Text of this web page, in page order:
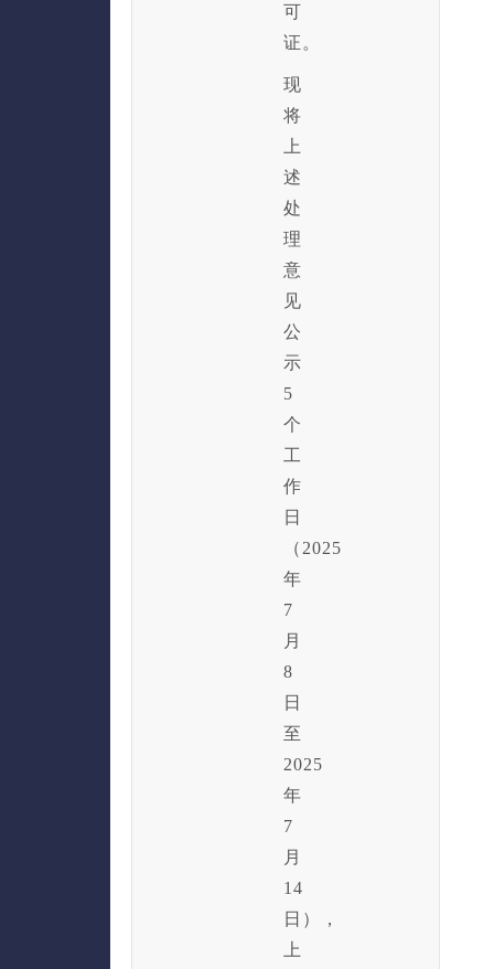
可
证。
现
将
上
述
处
理
意
见
公
示
5
个
工
作
日
（2025
年
7
月
8
日
至
2025
年
7
月
14
日），
上